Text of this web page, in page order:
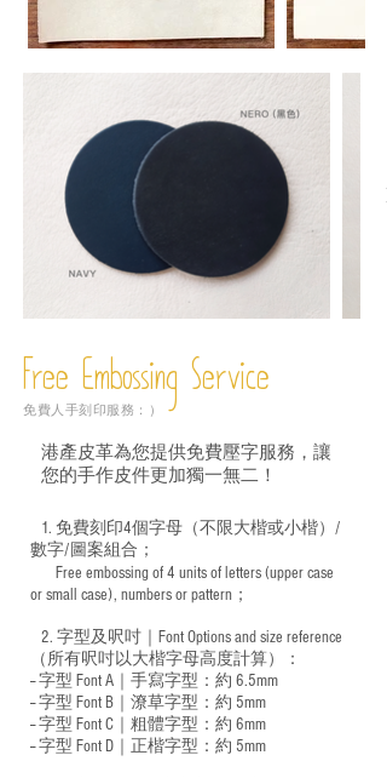
Free Embossing Service
免費人手刻印服務：）
港產皮革為您提供免費壓字服務，讓
您的手作皮件更加獨一無二！
1. 免費刻印4個字母（不限大楷或小楷）/
數字/圖案組合；
Free embossing of 4 units of letters (upper case
or small case), numbers or pattern；
2. 字型及呎吋｜ Font Options and size reference
（所有呎吋以大楷字母高度計算）：
-- 字型 Font A｜手寫字型：約 6.5mm
-- 字型 Font B｜潦草字型： 約 5mm
-- 字型 Font C｜粗體字型：約 6mm
-- 字型 Font D｜正楷字型： 約 5mm